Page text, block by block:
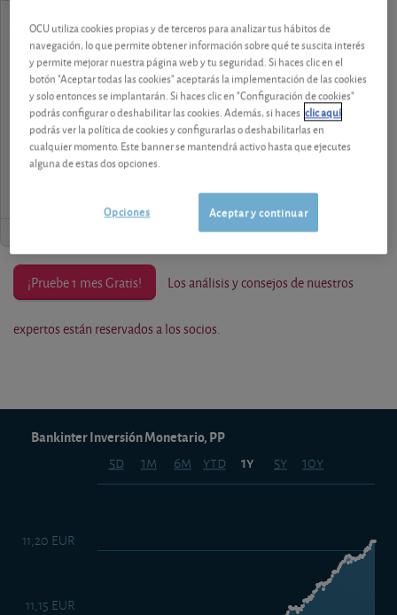
contenido premium
Los análisis y consejos de nuestros expertos están
reservados a los socios.
¡Pruebe 1 mes Gratis!
¡Pruebe 1 mes Gratis! Los análisis y consejos de nuestros
expertos están reservados a los socios.
5d 1m 6m ytd 1y 5y 10y
Bankinter Inversión Monetario, PP
11,15 EUR
11,20 EUR
OCU utiliza cookies propias y de terceros para analizar tus hábitos de
navegación, lo que permite obtener información sobre qué te suscita interés
y permite mejorar nuestra página web y tu seguridad. Si haces clic en el
botón "Aceptar todas las cookies" aceptarás la implementación de las cookies
y solo entonces se implantarán. Si haces clic en "Configuración de cookies"
podrás configurar o deshabilitar las cookies. Además, si haces clic aquí
podrás ver la política de cookies y configurarlas o deshabilitarlas en
cualquier momento. Este banner se mantendrá activo hasta que ejecutes
alguna de estas dos opciones.
Aceptar y continuar
Opciones